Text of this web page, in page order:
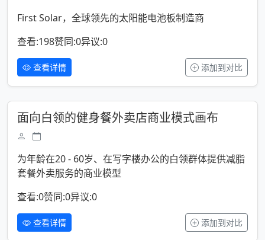
First Solar，全球领先的太阳能电池板制造商
查看:198赞同:0异议:0
查看详情 添加到对比
面向白领的健身餐外卖店商业模式画布
为年龄在20 - 60岁、在写字楼办公的白领群体提供减脂
套餐外卖服务的商业模型
查看:0赞同:0异议:0
查看详情 添加到对比